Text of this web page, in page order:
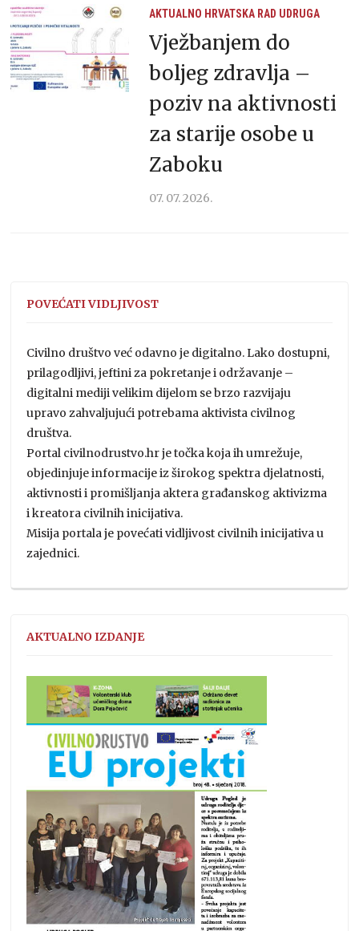
AKTUALNO HRVATSKA RAD UDRUGA
Vježbanjem do
boljeg zdravlja –
poziv na aktivnosti
za starije osobe u
Zaboku
07. 07. 2026.
POVEĆATI VIDLJIVOST
Civilno društvo već odavno je digitalno. Lako dostupni,
prilagodljivi, jeftini za pokretanje i održavanje –
digitalni mediji velikim dijelom se brzo razvijaju
upravo zahvaljujući potrebama aktivista civilnog
društva.
Portal civilnodrustvo.hr je točka koja ih umrežuje,
objedinjuje informacije iz širokog spektra djelatnosti,
aktivnosti i promišljanja aktera građanskog aktivizma
i kreatora civilnih inicijativa.
Misija portala je povećati vidljivost civilnih inicijativa u
zajednici.
AKTUALNO IZDANJE